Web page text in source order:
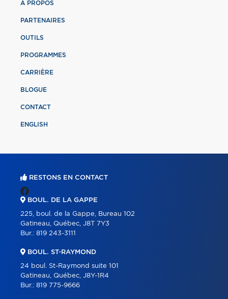
À PROPOS
PARTENAIRES
OUTILS
PROGRAMMES
CARRIÈRE
BLOGUE
CONTACT
ENGLISH
RESTONS EN CONTACT
BOUL. DE LA GAPPE
225, boul. de la Gappe, Bureau 102
Gatineau, Québec, J8T 7Y3
Bur.: 819 243-3111
BOUL. ST-RAYMOND
24 boul. St-Raymond suite 101
Gatineau, Québec, J8Y-1R4
Bur.: 819 775-9666